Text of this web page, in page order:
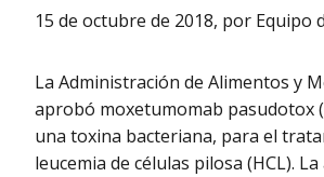
15 de octubre de 2018, por Equipo
La Administración de Alimentos y
aprobó moxetumomab pasudotox
una toxina bacteriana, para el
leucemia de células pilosa (HCL).